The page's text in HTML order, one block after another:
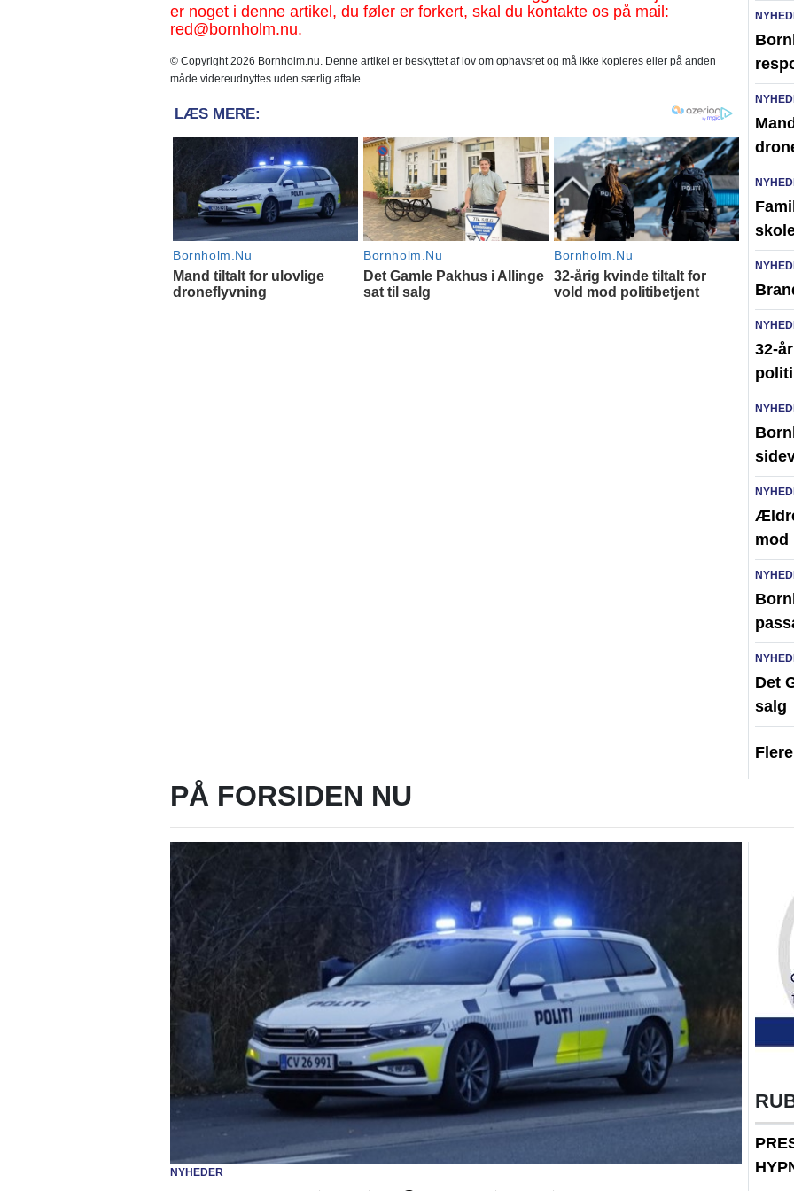
er noget i denne artikel, du føler er forkert, skal du kontakte os på mail:
red@bornholm.nu.
© Copyright 2026 Bornholm.nu. Denne artikel er beskyttet af lov om ophavsret og må ikke kopieres eller på anden
måde videreudnyttes uden særlig aftale.
32-
mod
Det
salg
PÅ FORSIDEN NU
NYHEDER